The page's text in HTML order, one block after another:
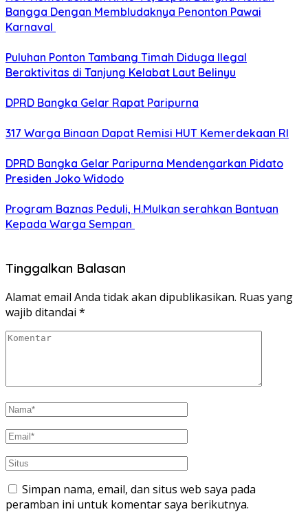
Bangga Dengan Membludaknya Penonton Pawai
Karnaval
Puluhan Ponton Tambang Timah Diduga Ilegal
Beraktivitas di Tanjung Kelabat Laut Belinyu
DPRD Bangka Gelar Rapat Paripurna
317 Warga Binaan Dapat Remisi HUT Kemerdekaan RI
DPRD Bangka Gelar Paripurna Mendengarkan Pidato
Presiden Joko Widodo
Program Baznas Peduli, H.Mulkan serahkan Bantuan
Kepada Warga Sempan
Tinggalkan Balasan
Alamat email Anda tidak akan dipublikasikan. Ruas yang
wajib ditandai *
Simpan nama, email, dan situs web saya pada
peramban ini untuk komentar saya berikutnya.